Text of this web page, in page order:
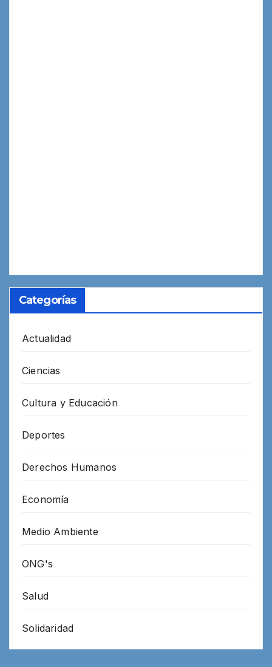
Categorías
Actualidad
Ciencias
Cultura y Educación
Deportes
Derechos Humanos
Economía
Medio Ambiente
ONG's
Salud
Solidaridad